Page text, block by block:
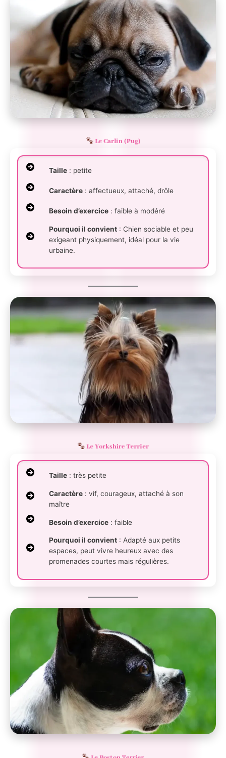
Le Carlin (Pug)
Taille : petite
Caractère : affectueux, attaché, drôle
Besoin d’exercice : faible à modéré
Pourquoi il convient : Chien sociable et peu
exigeant physiquement, idéal pour la vie
urbaine.
Le Yorkshire Terrier
Taille : très petite
Caractère : vif, courageux, attaché à son
maître
Besoin d’exercice : faible
Pourquoi il convient : Adapté aux petits
espaces, peut vivre heureux avec des
promenades courtes mais régulières.